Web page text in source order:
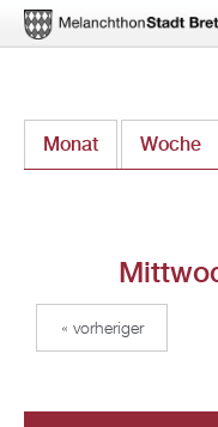
zum
Monat Woche
« vorheriger